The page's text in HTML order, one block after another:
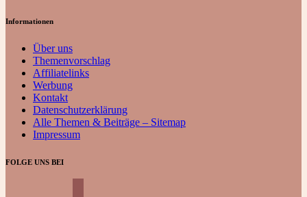
Informationen
Über uns
Themenvorschlag
Affiliatelinks
Werbung
Kontakt
Datenschutzerklärung
Alle Themen & Beiträge – Sitemap
Impressum
FOLGE UNS BEI